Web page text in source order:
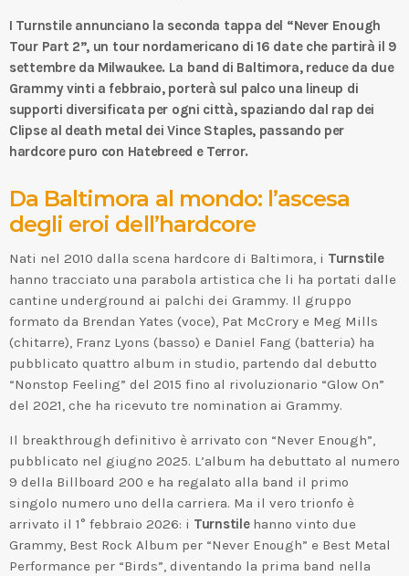
I Turnstileannunciano la seconda tappa del “Never Enough
Tour Part 2”, un tour nordamericano di 16 date che partirà il 9
settembre da Milwaukee. La band di Baltimora, reduce da due
Grammy vinti a febbraio, porterà sul palco una lineup di
supporti diversificata per ogni città, spaziando dal rap dei
Clipseal death metal deiVince Staples, passando per
hardcore puro con Hatebreed e Terror.
Da Baltimora al mondo: l’ascesa
degli eroi dell’hardcore
Nati nel 2010 dalla scena hardcore di Baltimora, i Turnstile
hanno tracciato una parabola artistica che li ha portati dalle
cantine underground ai palchi dei Grammy. Il gruppo
formato da Brendan Yates (voce), Pat McCrory e Meg Mills
(chitarre), Franz Lyons (basso) e Daniel Fang (batteria) ha
pubblicato quattro album in studio, partendo dal debutto
“Nonstop Feeling” del 2015 fino al rivoluzionario “Glow On”
del 2021, che ha ricevuto tre nomination ai Grammy.
Il breakthrough definitivo è arrivato con “Never Enough”,
pubblicato nel giugno 2025. L’album ha debuttato al numero
9 della Billboard 200 e ha regalato alla band il primo
singolo numero uno della carriera. Ma il vero trionfo è
arrivato il 1° febbraio 2026: i Turnstilehanno vinto due
Grammy, Best Rock Album per “Never Enough” e Best Metal
Performance per “Birds”, diventando la prima band nella